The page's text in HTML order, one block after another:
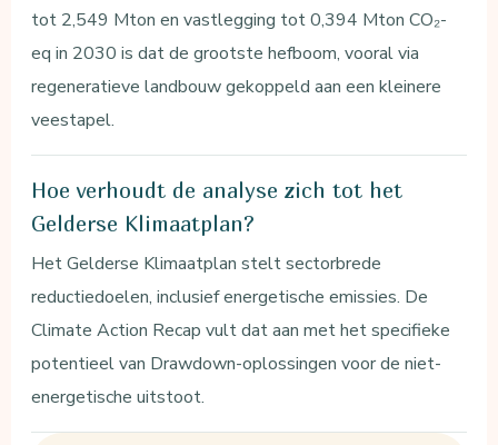
tot 2,549 Mton en vastlegging tot 0,394 Mton CO₂-
eq in 2030 is dat de grootste hefboom, vooral via
regeneratieve landbouw gekoppeld aan een kleinere
veestapel.
Hoe verhoudt de analyse zich tot het
Gelderse Klimaatplan?
Het Gelderse Klimaatplan stelt sectorbrede
reductiedoelen, inclusief energetische emissies. De
Climate Action Recap vult dat aan met het specifieke
potentieel van Drawdown-oplossingen voor de niet-
energetische uitstoot.